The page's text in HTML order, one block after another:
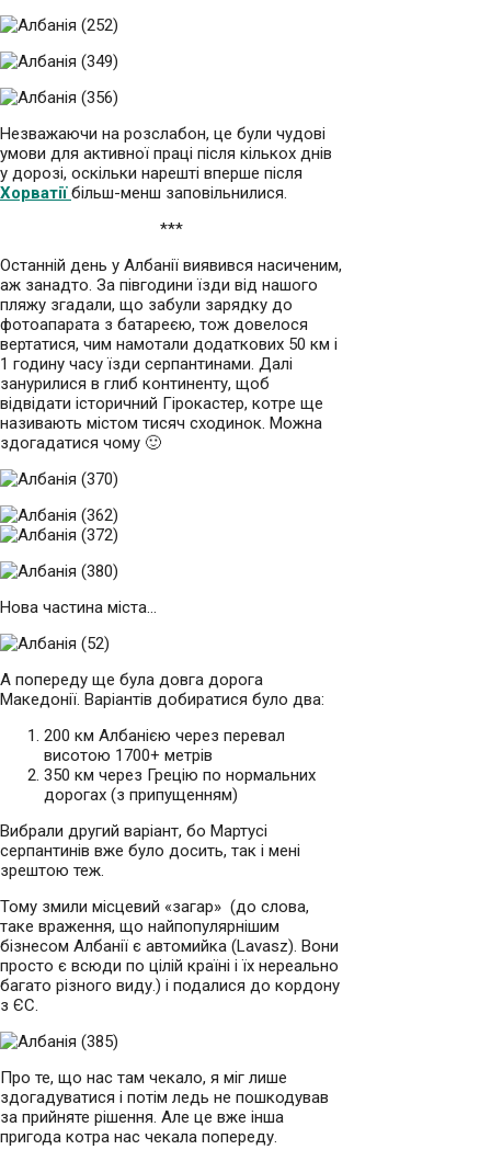
Незважаючи на розслабон, це були чудові
умови для активної праці після кількох днів
у дорозі, оскільки нарешті вперше після
Хорватіїбільш-менш заповільнилися.
***
Останній день у Албанії виявився насиченим,
аж занадто. За півгодини їзди від нашого
пляжу згадали, що забули зарядку до
фотоапарата з батареєю, тож довелося
вертатися, чим намотали додаткових 50 км і
1 годину часу їзди серпантинами. Далі
занурилися в глиб континенту, щоб
відвідати історичний Гірокастер, котре ще
називають містом тисяч сходинок. Можна
здогадатися чому 🙂
Нова частина міста…
А попереду ще була довга дорога
Македонії. Варіантів добиратися було два:
200 км Албанією через перевал
висотою 1700+ метрів
350 км через Грецію по нормальних
дорогах (з припущенням)
Вибрали другий варіант, бо Мартусі
серпантинів вже було досить, так і мені
зрештою теж.
Тому змили місцевий «загар» (до слова,
таке враження, що найпопулярнішим
бізнесом Албанії є автомийка (Lavasz). Вони
просто є всюди по цілій країні і їх нереально
багато різного виду.) і подалися до кордону
з ЄС.
Про те, що нас там чекало, я міг лише
здогадуватися і потім ледь не пошкодував
за прийняте рішення. Але це вже інша
пригода котра нас чекала попереду.